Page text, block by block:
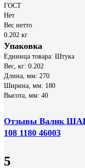
ГОСТ
Нет
Вес нетто
0.202 кг
Упаковка
Единица товара: Штука
Вес, кг: 0.202
Длина, мм: 270
Ширина, мм: 180
Высота, мм: 40
Отзывы Валик
108 1180 46003
5